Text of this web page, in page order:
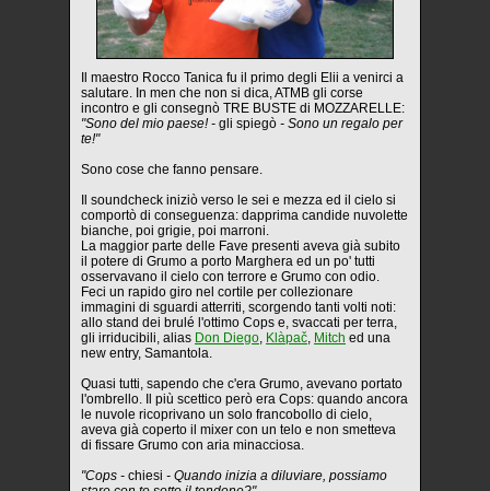
Il maestro Rocco Tanica fu il primo degli Elii a venirci a
salutare. In men che non si dica, ATMB gli corse
incontro e gli consegnò TRE BUSTE di MOZZARELLE:
"Sono del mio paese! - gli spiegò - Sono un regalo per
te!"
Sono cose che fanno pensare.
Il soundcheck iniziò verso le sei e mezza ed il cielo si
comportò di conseguenza: dapprima candide nuvolette
bianche, poi grigie, poi marroni.
La maggior parte delle Fave presenti aveva già subito
il potere di Grumo a porto Marghera ed un po' tutti
osservavano il cielo con terrore e Grumo con odio.
Feci un rapido giro nel cortile per collezionare
immagini di sguardi atterriti, scorgendo tanti volti noti:
allo stand dei brulé l'ottimo Cops e, svaccati per terra,
gli irriducibili, alias Don Diego Klàpač Mitch ed una
new entry, Samantola.
Quasi tutti, sapendo che c'era Grumo, avevano portato
l'ombrello. Il più scettico però era Cops: quando ancora
le nuvole ricoprivano un solo francobollo di cielo,
aveva già coperto il mixer con un telo e non smetteva
di fissare Grumo con aria minacciosa.
"Cops - chiesi - Quando inizia a diluviare, possiamo